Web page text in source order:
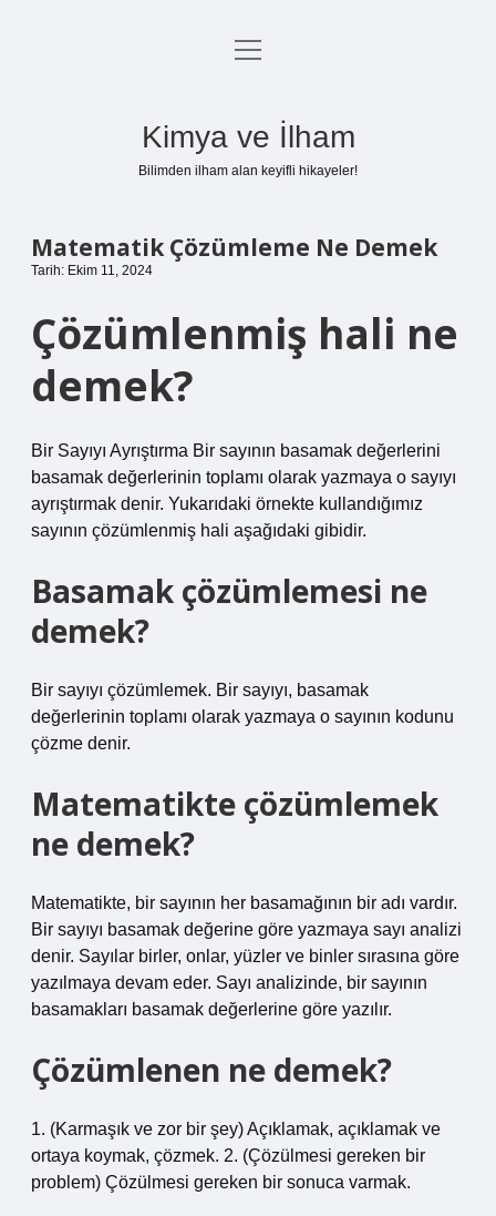
Anasayfa
menüyü
Kimya ve İlham
Bilimden ilham alan keyifli hikayeler!
Matematik Çözümleme Ne Demek
Tarih: Ekim 11, 2024
Çözümlenmiş hali ne
demek?
Bir Sayıyı Ayrıştırma Bir sayının basamak değerlerini
basamak değerlerinin toplamı olarak yazmaya o sayıyı
ayrıştırmak denir. Yukarıdaki örnekte kullandığımız
sayının çözümlenmiş hali aşağıdaki gibidir.
Basamak çözümlemesi ne
demek?
Bir sayıyı çözümlemek. Bir sayıyı, basamak
değerlerinin toplamı olarak yazmaya o sayının kodunu
çözme denir.
Matematikte çözümlemek
ne demek?
Matematikte, bir sayının her basamağının bir adı vardır.
Bir sayıyı basamak değerine göre yazmaya sayı analizi
denir. Sayılar birler, onlar, yüzler ve binler sırasına göre
yazılmaya devam eder. Sayı analizinde, bir sayının
basamakları basamak değerlerine göre yazılır.
Çözümlenen ne demek?
1. (Karmaşık ve zor bir şey) Açıklamak, açıklamak ve
ortaya koymak, çözmek. 2. (Çözülmesi gereken bir
problem) Çözülmesi gereken bir sonuca varmak.